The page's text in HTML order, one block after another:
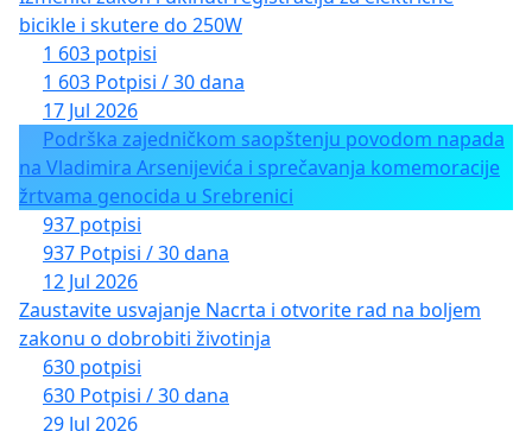
bicikle i skutere do 250W
1 603 potpisi
1 603 Potpisi / 30 dana
17 Jul 2026
Podrška zajedničkom saopštenju povodom napada
na Vladimira Arsenijevića i sprečavanja komemoracije
žrtvama genocida u Srebrenici
937 potpisi
937 Potpisi / 30 dana
12 Jul 2026
Zaustavite usvajanje Nacrta i otvorite rad na boljem
zakonu o dobrobiti životinja
630 potpisi
630 Potpisi / 30 dana
29 Jul 2026